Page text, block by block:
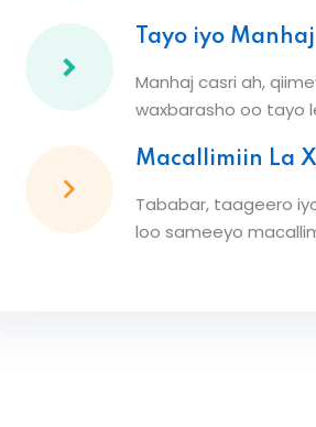
Tayo iyo Manhaj
Manhaj casri ah,
waxbarasho oo tayo
Macallimiin La
Tababar, taageero
loo sameeyo